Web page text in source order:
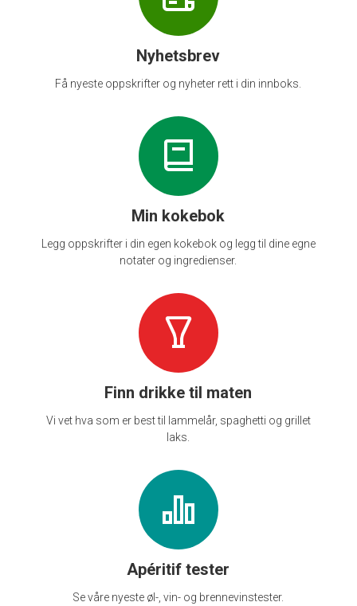
Nyhetsbrev
Få nyeste oppskrifter og nyheter rett i din innboks.
Min kokebok
Legg oppskrifter i din egen kokebok og legg til dine egne
notater og ingredienser.
Finn drikke til maten
Vi vet hva som er best til lammelår, spaghetti og grillet
laks.
Apéritif tester
Se våre nyeste øl-, vin- og brennevinstester.